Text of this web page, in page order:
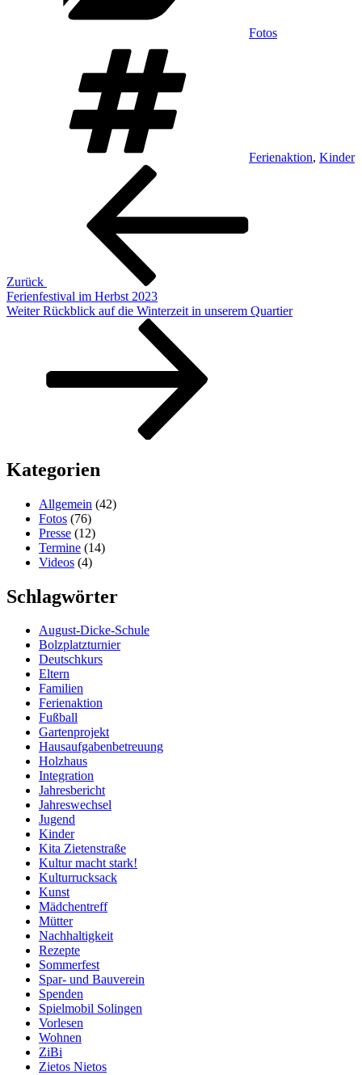
Fotos
Ferienaktion, Kinder
Beitragsnavigation
Zurück
Ferienfestival im Herbst 2023
Nächster
Weiter Rückblick auf die Winterzeit in unserem Quartier
Kategorien
Allgemein (42)
Fotos (76)
Presse (12)
Termine (14)
Videos (4)
Schlagwörter
August-Dicke-Schule
Bolzplatzturnier
Deutschkurs
Eltern
Familien
Ferienaktion
Fußball
Gartenprojekt
Hausaufgabenbetreuung
Holzhaus
Integration
Jahresbericht
Jahreswechsel
Jugend
Kinder
Kita Zietenstraße
Kultur macht stark!
Kulturrucksack
Kunst
Mädchentreff
Mütter
Nachhaltigkeit
Rezepte
Sommerfest
Spar- und Bauverein
Spenden
Spielmobil Solingen
Vorlesen
Wohnen
ZiBi
Zietos Nietos